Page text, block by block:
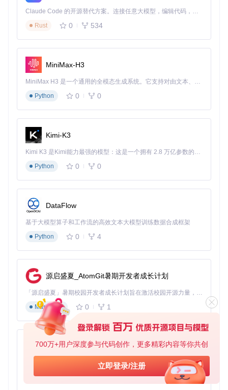
700万+用户深度参与代码创作，更多精彩内容等你共创
立即登录/注册
图2：WaveTools画质调节与账号管理界面，可同时配置游戏
参数和账号信息
如何用账号切换功能解决多角色管理问题
适用场景：拥有多个游戏账号或需要频繁切换角色的玩家
添加账号信息
在主界面切换到"账号切换"选项卡
点击"登录新账号"按钮，按提示完成账号验证
在账号列表中选择目标账号
点击"切换账号"按钮完成身份切换
如需删除或重命名账号，使用对应功能按钮
账号安全管理
定期通过"导出账号信息"备份数据
敏感账号可设置切换密码保护
配置模板：WaveTools/Depend/AppDataController.cs
如何用抽卡记录功能解决数据追踪问题
获取抽卡记录
进入"抽卡统计"模块
点击"获取抽卡记录"按钮开始数据同步
等待系统自动采集最近抽卡数据
分析抽卡数据
查看"记录详情"区域的总抽数和五星/四星获取率
在"抽卡详情"面板查看具体抽卡结果和时间
关注"距离上一个五星"计数，合理规划抽卡策略
数据管理与导出
Claude Code 的开源替代方案。连接任意大模型，编辑代码，运行命令，自动验证 — 全自动执行。用 Rust 构建，极致性能。 ｜ An open-source alternative to Claude Code. Connect any LLM, edit code, run commands, and verify changes — autonomously. Built in Rust for speed. Get Started
Rust
0 534
MiniMax-H3
MiniMax H3 是一个通用的全模态生成系统。它支持对由文本、图像、视频和音频组成的多模态上下文进行统一理解，并能生成分辨率高达 2K、时长可达 15 秒的带原生立体声音频的视频。得益于面向任务泛化的系统设计，H3 在预训练阶段就已具备广泛的多模态上下文理解与生成能力，能够出色地执行复杂的多模态指令。
Python
0 0
Kimi-K3
Kimi K3 是Kimi能力最强的模型：这是一个拥有 2.8 万亿参数的混合专家（MoE）模型，具备原生视觉理解能力，并支持 100 万 token 的上下文窗口。
Python
0 0
DataFlow
基于大模型算子和工作流的高效文本大模型训练数据合成框架
Python
0 4
源启盛夏_AtomGit暑期开发者成长计划
「源启盛夏」暑期校园开发者成长计划旨在激活校园开源力量，通过积分激励、认证扶持、资源倾斜等形式，引导高校组织和开发者完成「入驻 — 建项目 — 做贡献 — 获认证 — 得资源」的完整闭环。无论你是想带领社团入驻平台的组织者，还是希望用代码贡献证明自己的开发者，都能在这里找到属于你的成长路径。
Markdown
0 1
py-xiaozhi
基于Python的Xiaozhi AI，适用于想要完整Xiaozhi体验而无需拥有专用硬件的用户。
Python
0 1